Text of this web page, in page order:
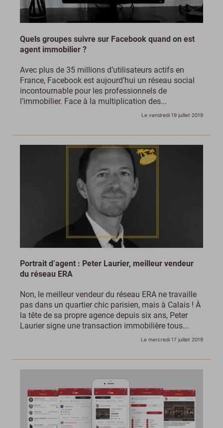
Quels groupes suivre sur Facebook quand on est
agent immobilier ?
Avec plus de 35 millions d’utilisateurs actifs en
France, Facebook est aujourd’hui un réseau social
incontournable pour les professionnels de
l’immobilier. Face à la multiplication des...
Le vendredi 19 juillet 2019
Portrait d’agent : Peter Laurier, meilleur vendeur
du réseau ERA
Non, le meilleur vendeur du réseau ERA ne travaille
pas dans un quartier chic parisien, mais à Calais ! À
la tête de sa propre agence depuis six ans, Peter
Laurier signe une transaction immobilière tous...
Le mercredi 17 juillet 2019